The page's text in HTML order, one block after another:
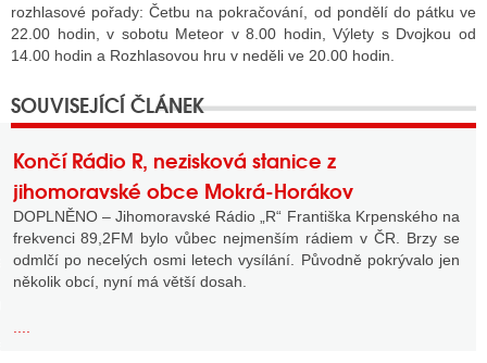
STRÁNKY RÁDIÍ
STRÁNKY TV
rozhlasové pořady: Četbu na pokračování, od pondělí do pátku ve
22.00 hodin, v sobotu Meteor v 8.00 hodin, Výlety s Dvojkou od
14.00 hodin a Rozhlasovou hru v neděli ve 20.00 hodin.
Končí Rádio R, nezisková stanice z
jihomoravské obce Mokrá-Horákov
DOPLNĚNO – Jihomoravské Rádio „R“ Františka Krpenského na
frekvenci 89,2FM bylo vůbec nejmenším rádiem v ČR. Brzy se
odmlčí po necelých osmi letech vysílání. Původně pokrývalo jen
několik obcí, nyní má větší dosah.